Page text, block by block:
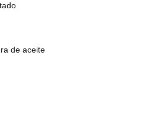
de aceite